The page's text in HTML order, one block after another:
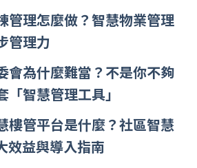
管理怎麼做？智慧物業管理
管理力
會為什麼難當？不是你不夠
智慧管理工具」
樓管平台是什麼？社區智慧
效益與導入指南